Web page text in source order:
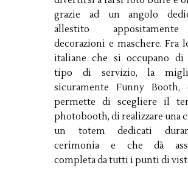
grazie ad un angolo
allestito
decorazioni e maschere. Fra
italiane che si occupano di
tipo di servizio, la
sicuramente Funny Booth,
permette di scegliere il
photobooth, di realizzare una
un totem dedicati
cerimonia e che dà
completa da tutti i punti di